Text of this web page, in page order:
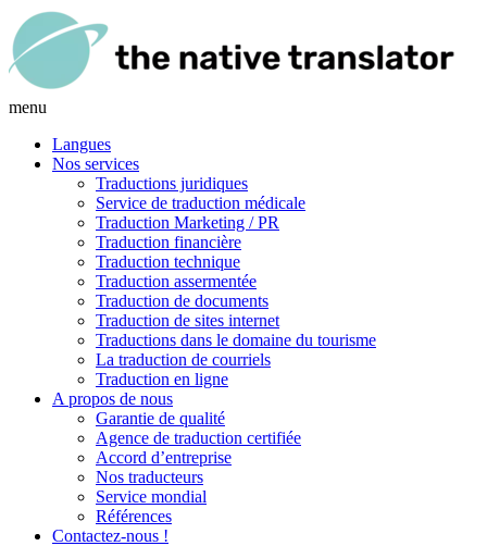
menu
Langues
Nos services
Traductions juridiques
Service de traduction médicale
Traduction Marketing / PR
Traduction financière
Traduction technique
Traduction assermentée
Traduction de documents
Traduction de sites internet
Traductions dans le domaine du tourisme
La traduction de courriels
Traduction en ligne
A propos de nous
Garantie de qualité
Agence de traduction certifiée
Accord d’entreprise
Nos traducteurs
Service mondial
Références
Contactez-nous !